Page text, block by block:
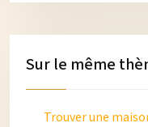
Sur le même
Trouver une